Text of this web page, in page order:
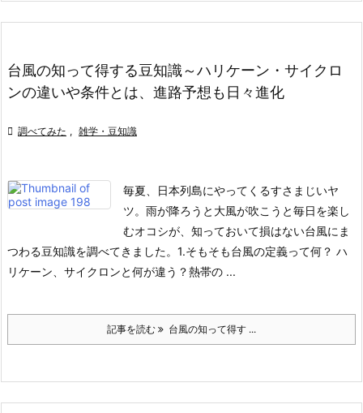
台風の知って得する豆知識～ハリケーン・サイクロ
ンの違いや条件とは、進路予想も日々進化
 調べてみた , 雑学・豆知識
毎夏、日本列島にやってくるすさまじいヤ
ツ。雨が降ろうと大風が吹こうと毎日を楽し
むオコシが、知っておいて損はない台風にま
つわる豆知識を調べてきました。 1.そもそも台風の定義って何？ ハ
リケーン、サイクロンと何が違う？熱帯の ...
記事を読む 台風の知って得す ...